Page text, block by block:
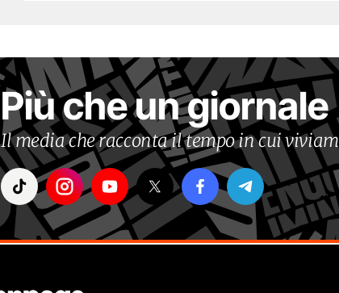
Più che un giornale
Il media che racconta il tempo in cui